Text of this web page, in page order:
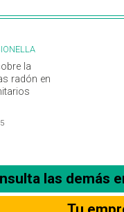
la
radón en
las demás